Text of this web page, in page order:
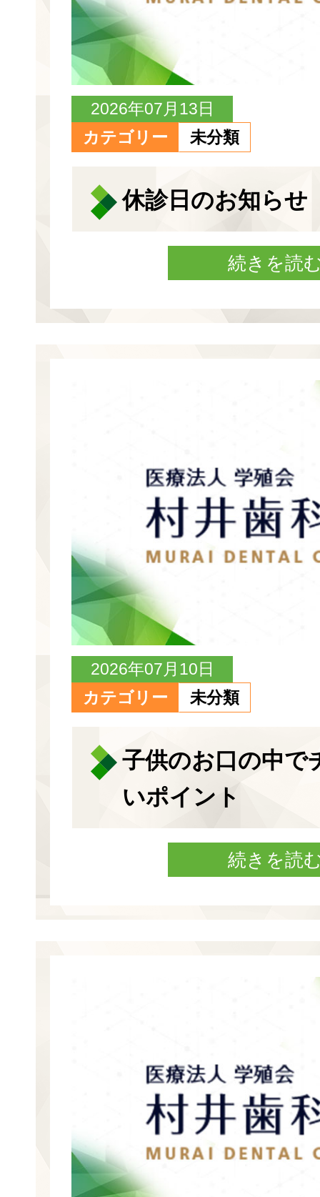
2026年07月13日
カテゴリー
未分類
休診日のお知らせ
続きを読
2026年07月10日
カテゴリー
未分類
子供のお口の中で
いポイント
続きを読